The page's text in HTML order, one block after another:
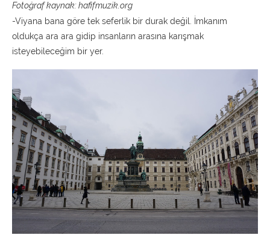
Fotoğraf kaynak: hafifmuzik.org
-Viyana bana göre tek seferlik bir durak değil. İmkanım
oldukça ara ara gidip insanların arasına karışmak
isteyebileceğim bir yer.